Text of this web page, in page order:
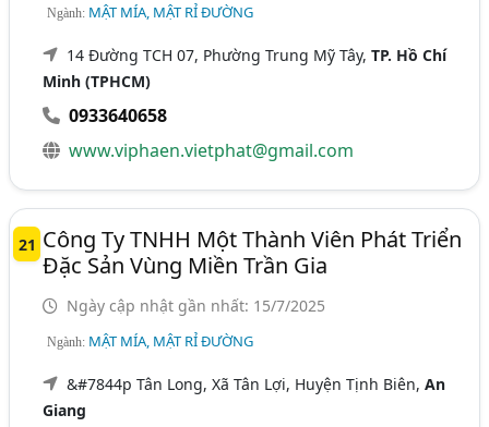
Ngành: MẬT MÍA, MẬT RỈ ĐƯỜNG
14 Đường TCH 07, Phường Trung Mỹ Tây,TP. Hồ Chí
Minh (TPHCM)
0933640658
www.viphaen.vietphat@gmail.com
21 Công Ty TNHH Một Thành Viên Phát Triển
Đặc Sản Vùng Miền Trần Gia
Ngày cập nhật gần nhất: 15/7/2025
Ngành: MẬT MÍA, MẬT RỈ ĐƯỜNG
&#7844p Tân Long, Xã Tân Lợi, Huyện Tịnh Biên,An
Giang